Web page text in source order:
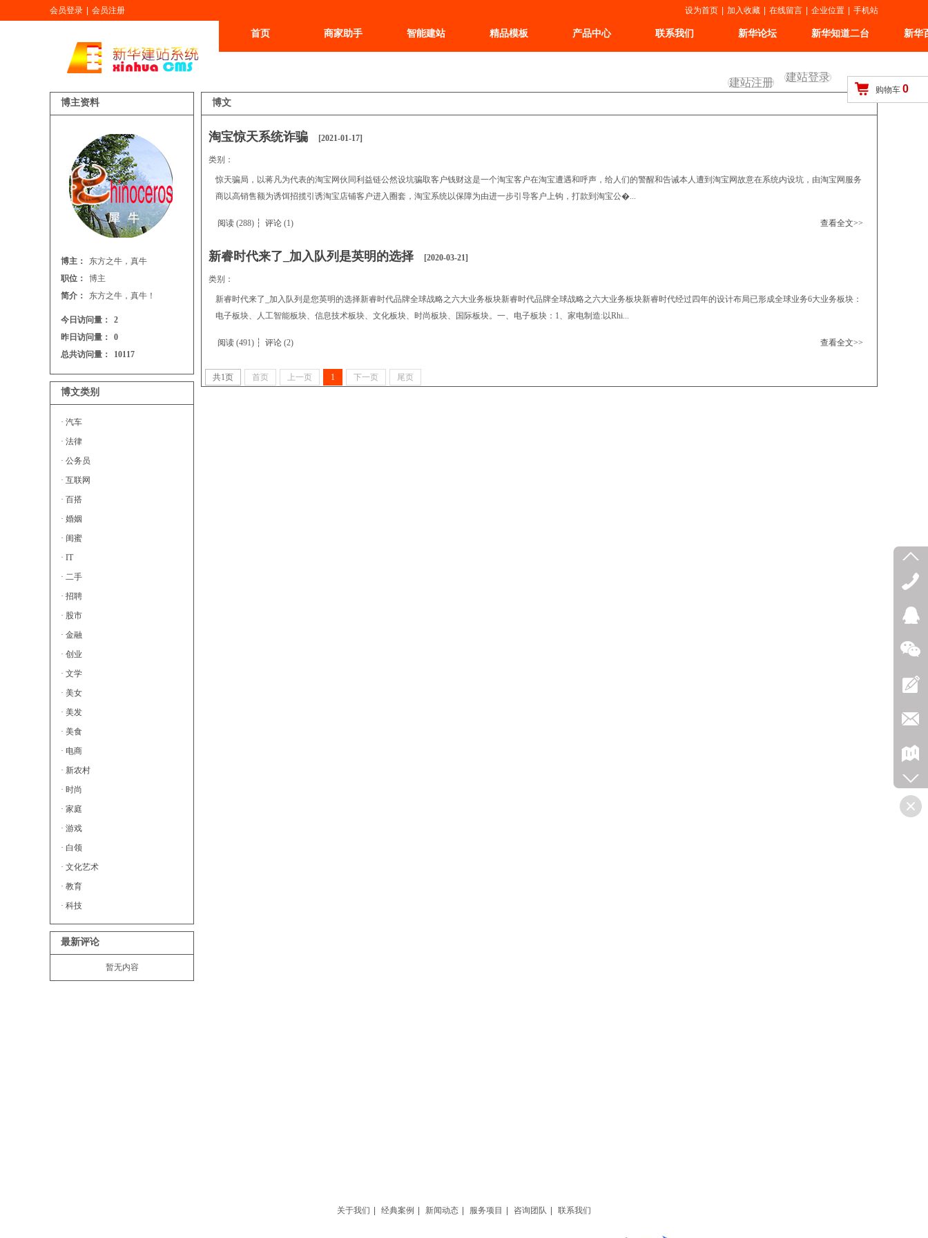
建站注册 建站登录
购物车 0
首页 商家助手 智能建站 精品模板 产品中心 联系我们 新华论坛 新华知道二台 新华
会员登录 会员注册 设为首页 加入收藏 在线留言 企业位置 手机站
博主资料
博主：
东方之牛，真牛
职位：
博主
简介：
东方之牛，真牛！
今日访问量：
2
昨日访问量：
0
总共访问量：
10117
博文类别
· 汽车
· 法律
· 公务员
· 互联网
· 百搭
· 婚姻
· 闺蜜
· IT
· 二手
· 招聘
· 股市
· 金融
· 创业
· 文学
· 美女
· 美发
· 美食
· 电商
· 新农村
· 时尚
· 家庭
· 游戏
· 白领
· 文化艺术
· 教育
· 科技
最新评论
暂无内容
博文
淘宝惊天系统诈骗 [2021-01-17]
类别：
惊天骗局，以蒋凡为代表的淘宝网伙同利益链公然设坑骗取客户钱财这是一个淘宝客户在淘宝遭遇和呼声，给人们的警醒和告诫本人遭到淘宝网故意在系统内设坑，由淘宝网服务
商以高销售额为诱饵招揽引诱淘宝店铺客户进入圈套，淘宝系统以保障为由进一步引导客户上钩，打款到淘宝公�...
阅读 (288) ┆ 评论 (1) 查看全文>>
新睿时代来了_加入队列是英明的选择 [2020-03-21]
类别：
新睿时代来了_加入队列是您英明的选择新睿时代品牌全球战略之六大业务板块新睿时代品牌全球战略之六大业务板块新睿时代经过四年的设计布局已形成全球业务6大业务板块：
电子板块、人工智能板块、信息技术板块、文化板块、时尚板块、国际板块。一、电子板块：1、家电制造:以Rhi...
阅读 (491) ┆ 评论 (2) 查看全文>>
共1页 首页 上一页 1 下一页 尾页
关于我们 经典案例 新闻动态 服务项目 咨询团队 联系我们